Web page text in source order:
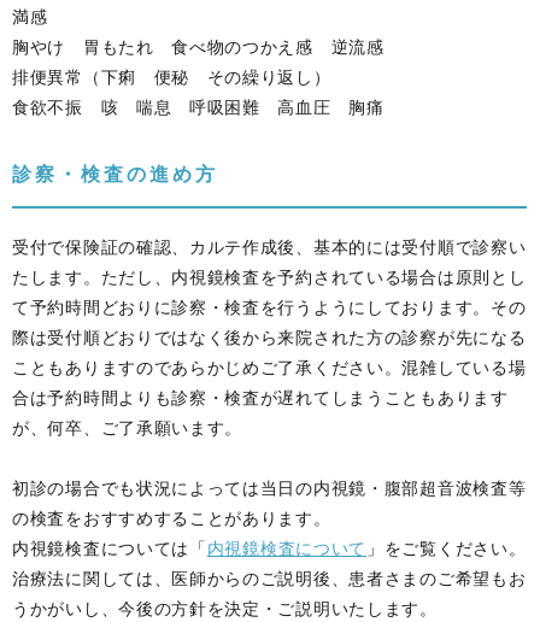
満感
胸やけ 胃もたれ 食べ物のつかえ感 逆流感
排便異常（下痢 便秘 その繰り返し）
食欲不振 咳 喘息 呼吸困難 高血圧 胸痛
診察・検査の進め方
受付で保険証の確認、カルテ作成後、基本的には受付順で診察い
たします。ただし、内視鏡検査を予約されている場合は原則とし
て予約時間どおりに診察・検査を行うようにしております。その
際は受付順どおりではなく後から来院された方の診察が先になる
こともありますのであらかじめご了承ください。混雑している場
合は予約時間よりも診察・検査が遅れてしまうこともあります
が、何卒、ご了承願います。
初診の場合でも状況によっては当日の内視鏡・腹部超音波検査等
の検査をおすすめすることがあります。
内視鏡検査については「 内視鏡検査について 」をご覧ください。
治療法に関しては、医師からのご説明後、患者さまのご希望もお
うかがいし、今後の方針を決定・ご説明いたします。